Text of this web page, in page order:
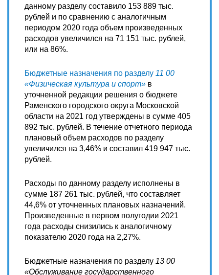
данному разделу составило 153 889 тыс.
рублей и по сравнению с аналогичным
периодом 2020 года объем произведенных
расходов увеличился на 71 151 тыс. рублей,
или на 86%.
Бюджетные назначения по разделу 11 00
«Физическая культура и спорт» в
уточненной редакции решения о бюджете
Раменского городского округа Московской
области на 2021 год утверждены в сумме 405
892 тыс. рублей. В течение отчетного периода
плановый объем расходов по разделу
увеличился на 3,46% и составил 419 947 тыс.
рублей.
Расходы по данному разделу исполнены в
сумме 187 261 тыс. рублей, что составляет
44,6% от уточненных плановых назначений.
Произведенные в первом полугодии 2021
года расходы снизились к аналогичному
показателю 2020 года на 2,27%.
Бюджетные назначения по разделу 13 00
«Обслуживание государственного